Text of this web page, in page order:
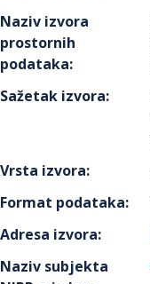
Naziv izvora
prostornih
podataka:
Sažetak izvora:
Vrsta izvora:
Format podataka:
Adresa izvora:
Naziv subjekta